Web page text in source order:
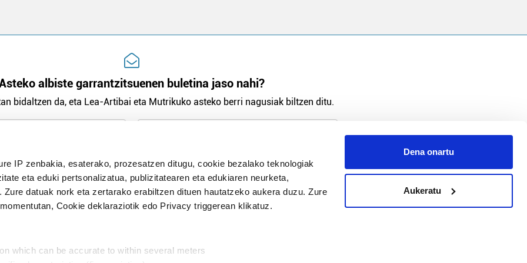
IP zenbakia, esaterako, prozesatzen ditugu, cookie bezalako teknologiak
eta eduki pertsonalizatua, publizitatearen eta edukiaren neurketa,
datuak nork eta zertarako erabiltzen dituen hautatzeko aukera duzu. Zure
Cookie deklaraziotik edo Privacy triggerean klikatuz.
which can be accurate to within several meters
Dena onartu
Aukeratu
albiste garrantzitsuenen buletina jaso nahi?
bidaltzen da, eta Lea-Artibai eta Mutrikuko asteko berri nagusiak biltzen ditu.
Harpidetu